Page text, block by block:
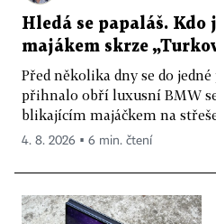
Hledá se papaláš. Kdo
majákem skrze
Před několika dny se do
přihnalo obří luxusní BMW
blikajícím majáčkem na
4. 8. 2026 ▪ 6 min. čtení